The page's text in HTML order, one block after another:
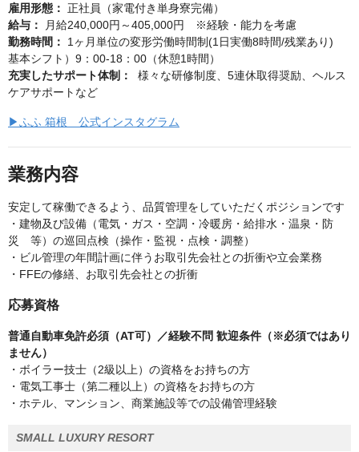
雇用形態： 正社員（家電付き単身寮完備）
給与：
月給240,000円～405,000円 ※経験・能力を考慮
勤務時間：
1ヶ月単位の変形労働時間制(1日実働8時間/残業あり)
基本シフト）9：00-18：00（休憩1時間）
充実したサポート体制：
様々な研修制度、5連休取得奨励、ヘルス
ケアサポートなど
▶ふふ 箱根 公式インスタグラム
業務内容
安定して稼働できるよう、品質管理をしていただくポジションです
・建物及び設備（電気・ガス・空調・冷暖房・給排水・温泉・防
災 等）の巡回点検（操作・監視・点検・調整）
・ビル管理の年間計画に伴うお取引先会社との折衝や立会業務
・FFEの修繕、お取引先会社との折衝
応募資格
普通自動車免許必須（AT可）／経験不問 歓迎条件（※必須ではあり
ません）
・ボイラー技士（2級以上）の資格をお持ちの方
・電気工事士（第二種以上）の資格をお持ちの方
・ホテル、マンション、商業施設等での設備管理経験
SMALL LUXURY RESORT